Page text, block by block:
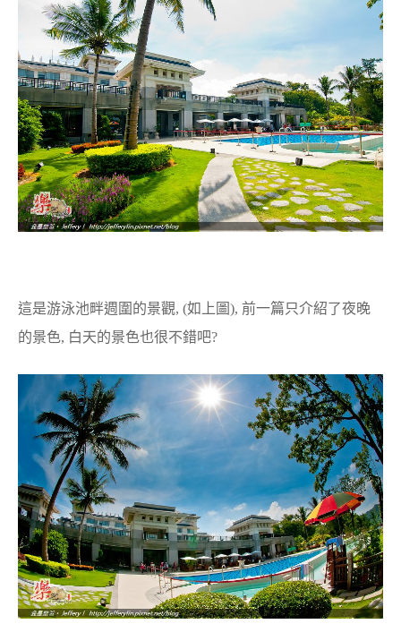
這是游泳池畔週圍的景觀, (如上圖), 前一篇只介紹了夜晚
的景色, 白天的景色也很不錯吧?